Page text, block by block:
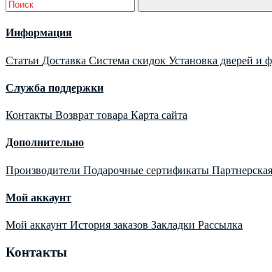
Информация
Статьи Доставка Система скидок Установка дверей и
Служба поддержки
Контакты Возврат товара Карта сайта
Дополнительно
Производители Подарочные сертификаты
Мой аккаунт
Мой аккаунт История заказов Закладки Рассылка
Контакты